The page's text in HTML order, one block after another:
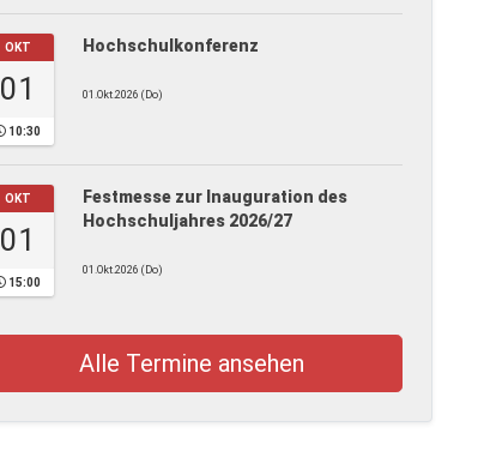
OKT
01
10:30
Hochschulkonferenz
01.Okt.2026 (Do)
OKT
01
15:00
Festmesse zur Inauguration des
Hochschuljahres 2026/27
01.Okt.2026 (Do)
Alle Termine ansehen